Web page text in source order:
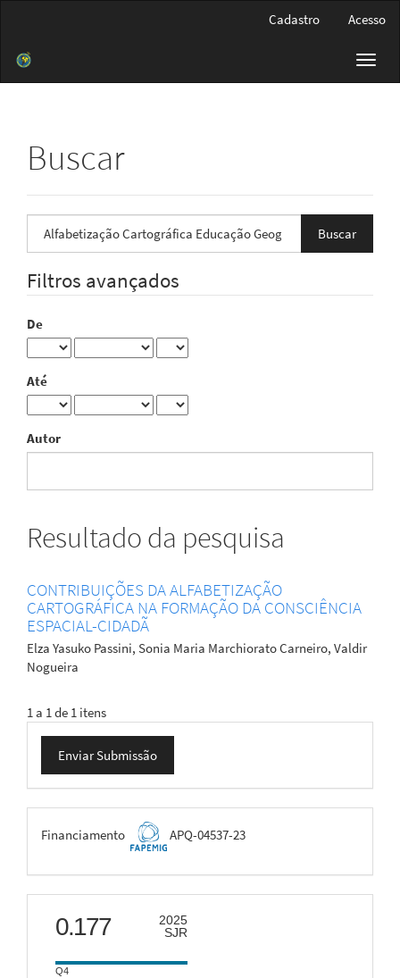
Barra
Cadastro Acesso
Buscar
termo
Filtros avançados
De
Até
Autor
Resultado da pesquisa
CONTRIBUIÇÕES DA ALFABETIZAÇÃO
CARTOGRÁFICA NA FORMAÇÃO DA CONSCIÊNCIA
ESPACIAL-CIDADÃ
Elza Yasuko Passini, Sonia Maria Marchiorato Carneiro, Valdir
Nogueira
1 a 1 de 1 itens
Enviar
Submissão
Enviar Submissão
FAPEMIG
Financiamento APQ-04537-23
scimago
0.177
2025
SJR
Q4